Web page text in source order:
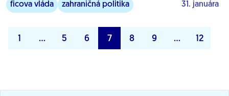
ficova vláda zahraničná politika 31. januára
1 … 5 6 7 8 9 … 12